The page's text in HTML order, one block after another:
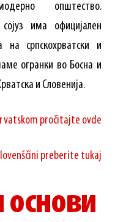
општество.
има официјален
на српскохрватски и
огранки во Босна и
и Словенија.
pročitajte ovde
preberite tukaj
основи